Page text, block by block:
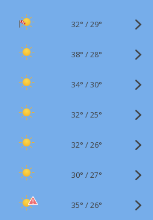
32° /29°
38° /28°
34° /30°
32° /25°
32° /26°
30° /27°
35° /26°